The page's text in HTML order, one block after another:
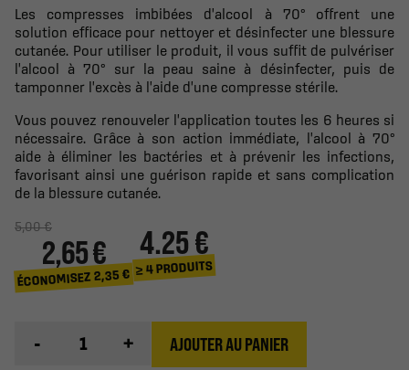
Les compresses imbibées d'alcool à 70° offrent une
solution efficace pour nettoyer et désinfecter une blessure
cutanée. Pour utiliser le produit, il vous suffit de pulvériser
l'alcool à 70° sur la peau saine à désinfecter, puis de
tamponner l'excès à l'aide d'une compresse stérile.
Vous pouvez renouveler l'application toutes les 6 heures si
nécessaire. Grâce à son action immédiate, l'alcool à 70°
aide à éliminer les bactéries et à prévenir les infections,
favorisant ainsi une guérison rapide et sans complication
de la blessure cutanée.
5,00 €
2,65 €
ÉCONOMISEZ 2,35 €
4.25 €
≥ 4 PRODUITS
- + AJOUTER AU PANIER